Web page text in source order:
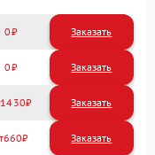
0 Заказать
0 Заказать
1430
660